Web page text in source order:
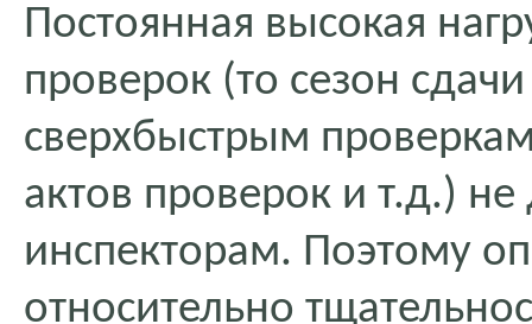
Постоянная высокая
проверок (то сезон
сверхбыстрым
актов проверок и т.д.) не
инспекторам. Поэтому
относительно